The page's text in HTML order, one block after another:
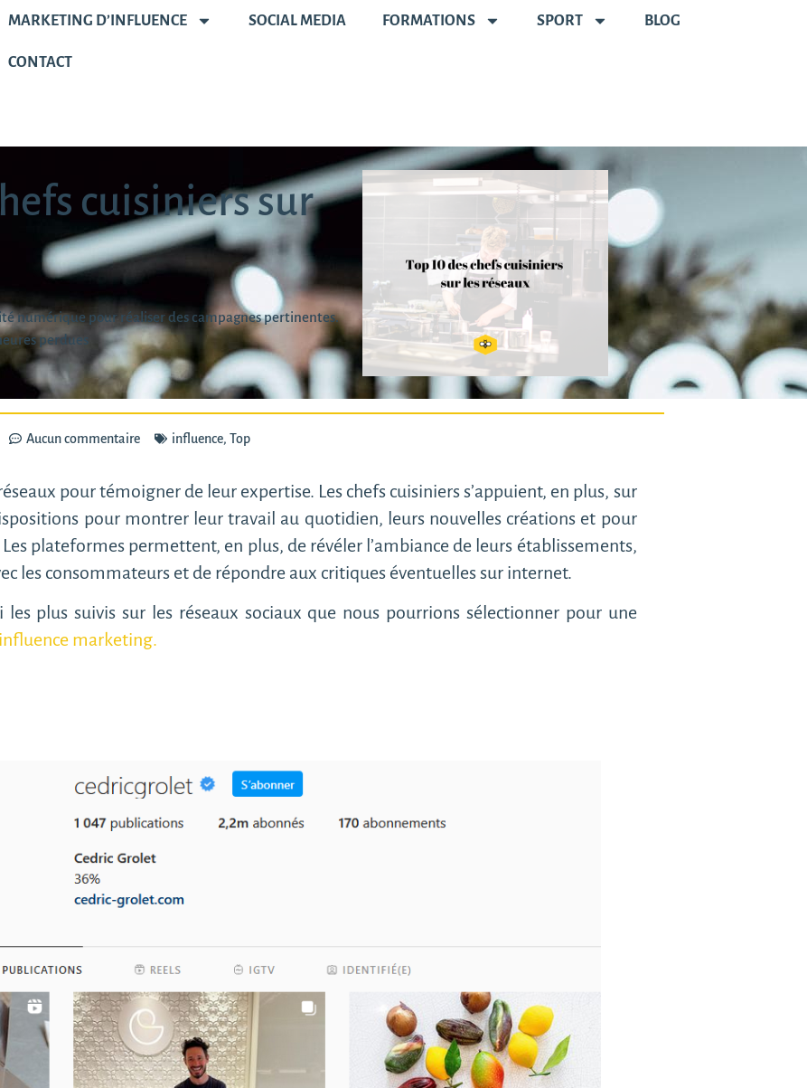
MARKETING D’INFLUENCE SOCIAL MEDIA FORMATIONS SPORT BLOG
CONTACT
cuisiniers sur
numérique pour réaliser des campagnes pertinentes.
perdues
Aucun commentaire influence, Top
pour témoigner de leur expertise. Les chefs cuisiniers s’appuient, en plus, sur
pour montrer leur travail au quotidien, leurs nouvelles créations et pour
plateformes permettent, en plus, de révéler l’ambiance de leurs établissements,
les consommateurs et de répondre aux critiques éventuelles sur internet.
plus suivis sur les réseaux sociaux que nous pourrions sélectionner pour une
marketing.